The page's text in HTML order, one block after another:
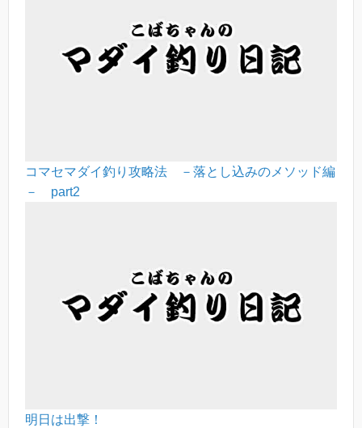
コマセマダイ釣り攻略法 －落とし込みのメソッド編
－ part2
明日は出撃！